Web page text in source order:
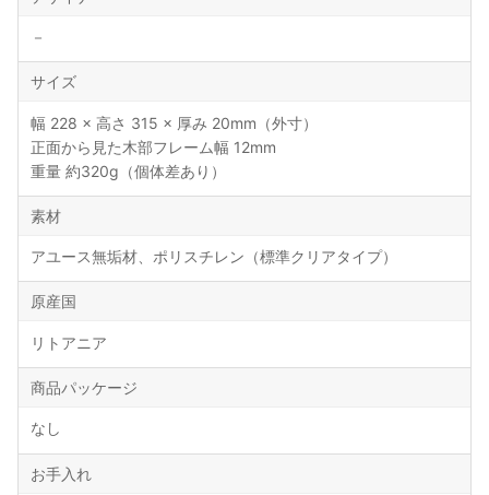
－
サイズ
幅 228 × 高さ 315 × 厚み 20mm（外寸）
正面から見た木部フレーム幅 12mm
重量 約320g（個体差あり）
素材
アユース無垢材、ポリスチレン（標準クリアタイプ）
原産国
リトアニア
商品パッケージ
なし
お手入れ